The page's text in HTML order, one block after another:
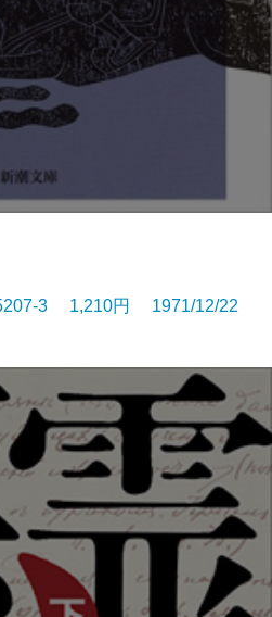
3 1,210円 1971/12/22